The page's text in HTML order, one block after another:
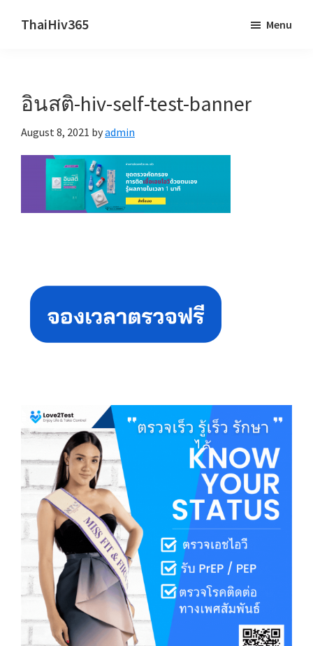
ThaiHiv365
behind.
Menu
อินสติ-hiv-self-test-banner
August 8, 2021 byadmin
Sidebar